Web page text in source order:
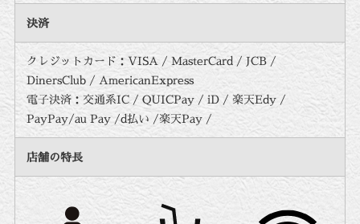
決済
クレジットカード：VISA / MasterCard / JCB /
DinersClub / AmericanExpress
電子決済：交通系IC / QUICPay / iD / 楽天Edy /
PayPay/au Pay /d払い /楽天Pay /
店舗の特長